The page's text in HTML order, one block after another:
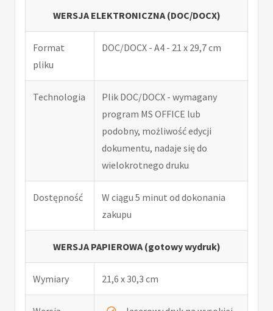
WERSJA ELEKTRONICZNA (DOC/DOCX)
Format
pliku
DOC/DOCX - A4 - 21 x 29,7 cm
Technologia
Plik DOC/DOCX - wymagany
program MS OFFICE lub
podobny, możliwość edycji
dokumentu, nadaje się do
wielokrotnego druku
Dostępność
W ciągu 5 minut od dokonania
zakupu
WERSJA PAPIEROWA (gotowy wydruk)
Wymiary 21,6 x 30,3 cm